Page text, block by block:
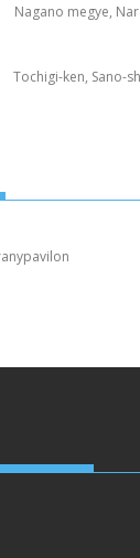
Nagano megye,
Tochigi-ken, Sano-